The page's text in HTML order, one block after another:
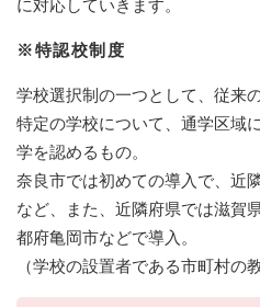
に対応していきます。
※特認校制度
学校選択制の一つとして、従来
特定の学校について、通学区域
学を認めるもの。
奈良市では初めての導入で、近
など、また、近隣府県では滋賀
都府亀岡市などで導入。
（学校の設置者である市町村の